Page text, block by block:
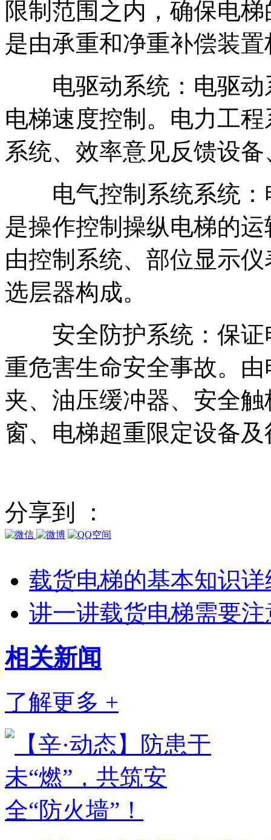
限制范围之内，确保电
是由承重和净重补偿装置
电驱动系统：电驱动
电梯速度控制。电力工
系统、效率意见反馈设
电气控制系统系统：
是操作控制操纵电梯的
由控制系统、部位显示
选层器构成。
安全防护系统：保证
重危害生命安全事故。
夹、油压缓冲器、安全
窗、电梯超重限定设备
分享到 ：
载货电梯的基本知识
讲一讲载货电梯需要
相关新闻
了解更多 +